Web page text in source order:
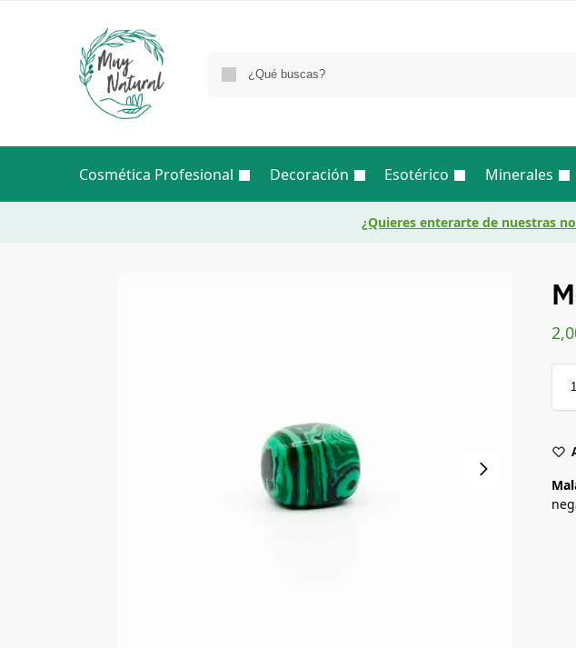
Cosmética Profesional Decoración Esotérico Minerales
¿Quieres enterarte de nuestras